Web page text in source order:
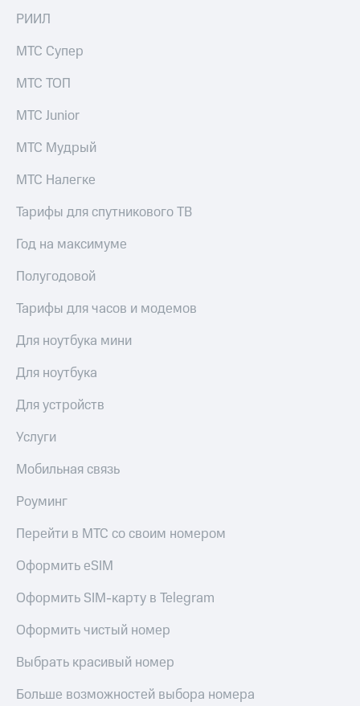
РИИЛ
МТС Супер
МТС ТОП
МТС Junior
МТС Мудрый
МТС Налегке
Тарифы для спутникового ТВ
Год на максимуме
Полугодовой
Тарифы для часов и модемов
Для ноутбука мини
Для ноутбука
Для устройств
Услуги
Мобильная связь
Роуминг
Перейти в МТС со своим номером
Оформить eSIM
Оформить SIM-карту в Telegram
Оформить чистый номер
Выбрать красивый номер
Больше возможностей выбора номера